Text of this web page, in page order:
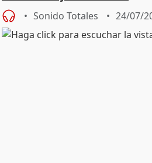
Sonido Totales 24/07/